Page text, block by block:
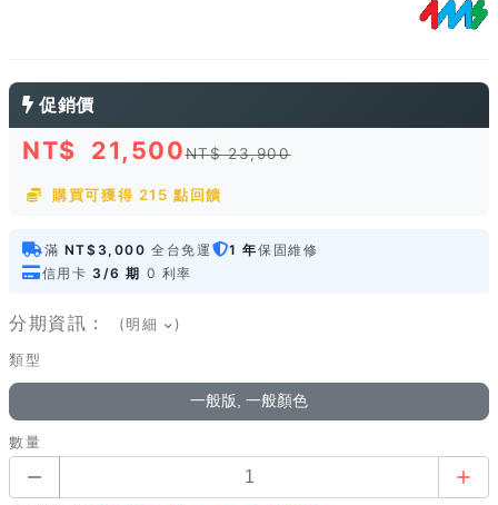
促銷價
NT$ 21,500NT$ 23,900
購買可獲得 215 點回饋
滿 NT$3,000 全台免運 1 年保固維修
信用卡 3/6 期 0 利率
分期資訊： (明細 )
類型
一般版, 一般顏色
數量